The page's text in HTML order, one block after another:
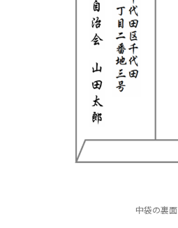
中袋の裏面